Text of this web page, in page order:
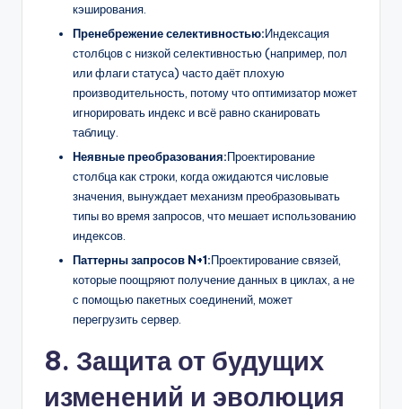
кэширования.
Пренебрежение селективностью:Индексация
столбцов с низкой селективностью (например, пол
или флаги статуса) часто даёт плохую
производительность, потому что оптимизатор может
игнорировать индекс и всё равно сканировать
таблицу.
Неявные преобразования:Проектирование
столбца как строки, когда ожидаются числовые
значения, вынуждает механизм преобразовывать
типы во время запросов, что мешает использованию
индексов.
Паттерны запросов N+1:Проектирование связей,
которые поощряют получение данных в циклах, а не
с помощью пакетных соединений, может
перегрузить сервер.
8. Защита от будущих
изменений и эволюция